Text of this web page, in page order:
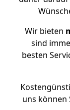
Wir bieten
sind
besten
uns können